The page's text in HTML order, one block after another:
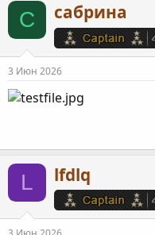
С сабрина
3 Июн 2026
L lfdlq